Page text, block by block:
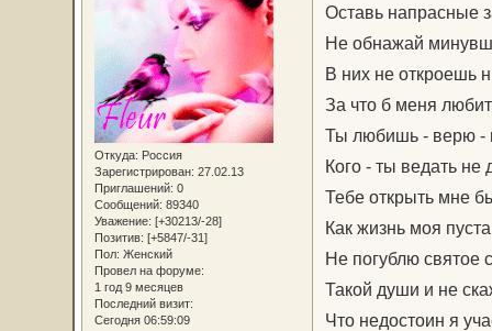
Откуда: Россия
Зарегистрирован: 27.02.13
Приглашений: 0
Сообщений: 89340
Уважение: [+30213/-28]
Позитив: [+5847/-31]
Пол: Женский
Провел на форуме:
1 год 9 месяцев
Последний визит:
Сегодня 06:59:09
Оставь напрасные
Не обнажай
В них не откроешь
За что б меня
Ты любишь - верю -
Кого - ты ведать не
Тебе открыть мне
Как жизнь моя
Не погублю святое
Такой души и не
Что недостоин я